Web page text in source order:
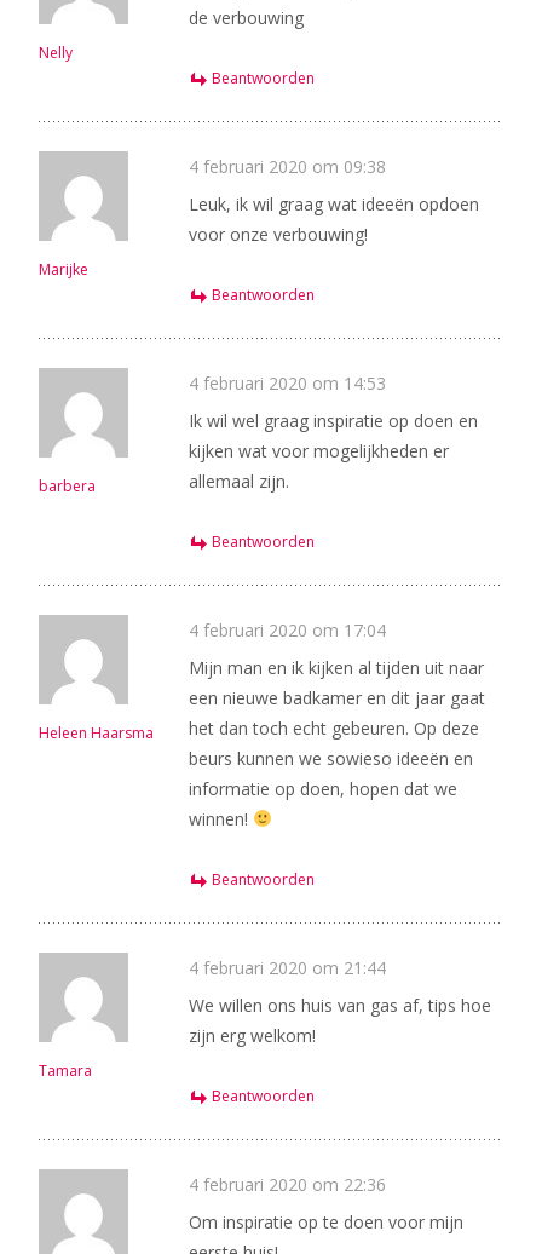
Nelly
de verbouwing
Beantwoorden
Marijke
4 februari 2020 om 09:38
Leuk, ik wil graag wat ideeën opdoen
voor onze verbouwing!
Beantwoorden
barbera
4 februari 2020 om 14:53
Ik wil wel graag inspiratie op doen en
kijken wat voor mogelijkheden er
allemaal zijn.
Beantwoorden
Heleen Haarsma
4 februari 2020 om 17:04
Mijn man en ik kijken al tijden uit naar
een nieuwe badkamer en dit jaar gaat
het dan toch echt gebeuren. Op deze
beurs kunnen we sowieso ideeën en
informatie op doen, hopen dat we
winnen!
Beantwoorden
Tamara
4 februari 2020 om 21:44
We willen ons huis van gas af, tips hoe
zijn erg welkom!
Beantwoorden
4 februari 2020 om 22:36
Om inspiratie op te doen voor mijn